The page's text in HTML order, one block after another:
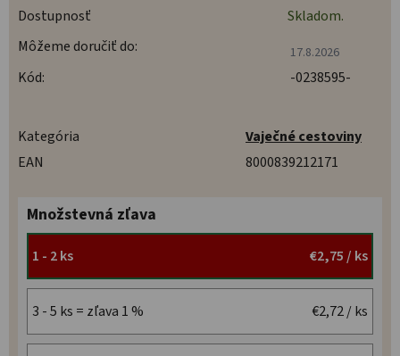
Dostupnosť
Skladom.
Môžeme doručiť do:
17.8.2026
Kód: -0238595-
Kategória
Vaječné cestoviny
EAN
8000839212171
Množstevná zľava
1 - 2 ks €2,75 / ks
3 - 5 ks = zľava 1 % €2,72/ ks